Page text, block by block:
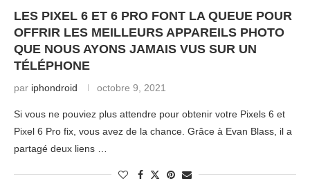
LES PIXEL 6 ET 6 PRO FONT LA QUEUE POUR
OFFRIR LES MEILLEURS APPAREILS PHOTO
QUE NOUS AYONS JAMAIS VUS SUR UN
TÉLÉPHONE
par iphondroid octobre 9, 2021
Si vous ne pouviez plus attendre pour obtenir votre Pixels 6 et
Pixel 6 Pro fix, vous avez de la chance. Grâce à Evan Blass, il a
partagé deux liens …